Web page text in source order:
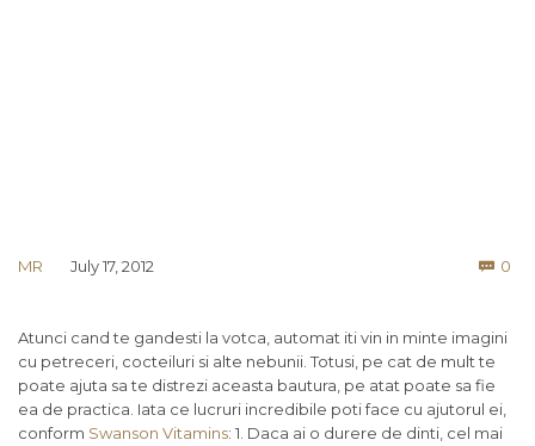
MR July 17, 2012  0
Atunci cand te gandesti la votca, automat iti vin in minte imagini
cu petreceri, cocteiluri si alte nebunii. Totusi, pe cat de mult te
poate ajuta sa te distrezi aceasta bautura, pe atat poate sa fie
ea de practica. Iata ce lucruri incredibile poti face cu ajutorul ei,
conform Swanson Vitamins: 1. Daca ai o durere de dinti, cel mai